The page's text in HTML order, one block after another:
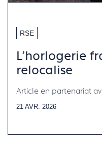
RSE
L'horlogerie
relocalise
Article en partenariat
21 AVR. 2026